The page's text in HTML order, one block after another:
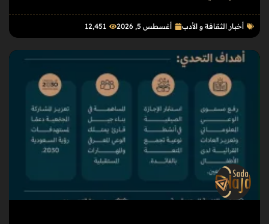
أخبار الثقافة و الأدب أغسطس 5, 2026 12٬451